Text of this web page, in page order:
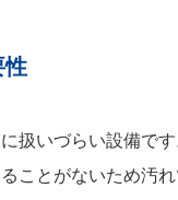
性
扱いづらい設備で
ことがないため汚